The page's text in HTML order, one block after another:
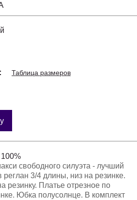
Таблица размеров
100%
свободного силуэта - лучший
реглан 3/4 длины, низ на резинке.
резинку. Платье отрезное по
Юбка полусолнце. В комплект